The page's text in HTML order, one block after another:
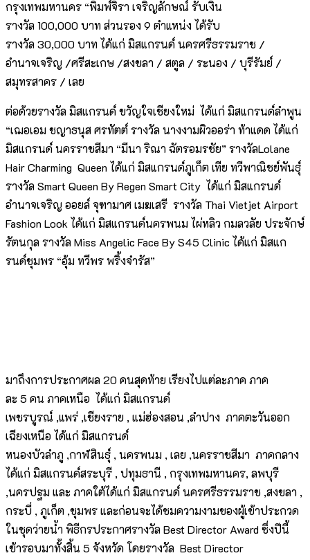
กรุงเทพมหานคร “พิมพ์จิรา เจริญลักษณ์ รับเงิน
รางวัล 100,000 บาท ส่วนรอง 9 ตำแหน่ง ได้รับ
รางวัล 30,000 บาท ได้แก่ มิสแกรนด์ นครศรีธรรมราช /
อำนาจเจริญ /ศรีสะเกษ /สงขลา / สตูล / ระนอง / บุรีรัมย์ /
สมุทรสาคร / เลย
ต่อด้วยรางวัล มิสแกรนด์ ขวัญใจเชียงใหม่ ได้แก่ มิสแกรนด์ลำพูน
“เฌอเอม ชญาธนุส ศรทัตต์ รางวัล นางงามผิวออร่า ท้าแดด ได้แก่
มิสแกรนด์ นครราชสีมา “มีนา ริณา ฉัตรอมรชัย” รางวัลLolane
Hair Charming Queen ได้แก่ มิสแกรนด์ภูเก็ต เทีย ทวีพาณิชย์พันธุ์
รางวัล Smart Queen By Regen Smart City ได้แก่ มิสแกรนด์
อำนาจเจริญ ออยล์ จุฑามาศ เมฆเสรี รางวัล Thai Vietjet Airport
Fashion Look ได้แก่ มิสแกรนด์นครพนม ไผ่หลิว กมลวลัย ประจักษ์
รัตนกุล รางวัล Miss Angelic Face By S45 Clinic ได้แก่ มิสแก
รนด์ชุมพร “อุ้ม ทวีพร พริ้งจำรัส”
มาถึงการประกาศผล 20 คนสุดท้าย เรียงไปแต่ละภาค ภาค
ละ 5 คน ภาคเหนือ ได้แก่ มิสแกรนด์
เพชรบูรณ์ ,แพร่ ,เชียงราย , แม่ฮ่องสอน ,ลำปาง ภาคตะวันออก
เฉียงเหนือ ได้แก่ มิสแกรนด์
หนองบัวลำภู ,กาฬสินธุ์ , นครพนม , เลย ,นครราชสีมา ภาคกลาง
ได้แก่ มิสแกรนด์สระบุรี , ปทุมธานี , กรุงเทพมหานคร, ลพบุรี
,นครปฐม และ ภาคใต้ได้แก่ มิสแกรนด์ นครศรีธรรมราช ,สงขลา ,
กระบี่ , ภูเก็ต ,ชุมพร และก่อนจะได้ชมความงามของผู้เข้าประกวด
ในชุดว่ายน้ำ พิธีกรประกาศรางวัล Best Director Award ซึ่งปีนี้
เข้ารอบมาทั้งสิ้น 5 จังหวัด โดยรางวัล Best Director